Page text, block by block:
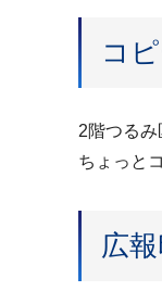
コ
2階つる
ちょっと
広